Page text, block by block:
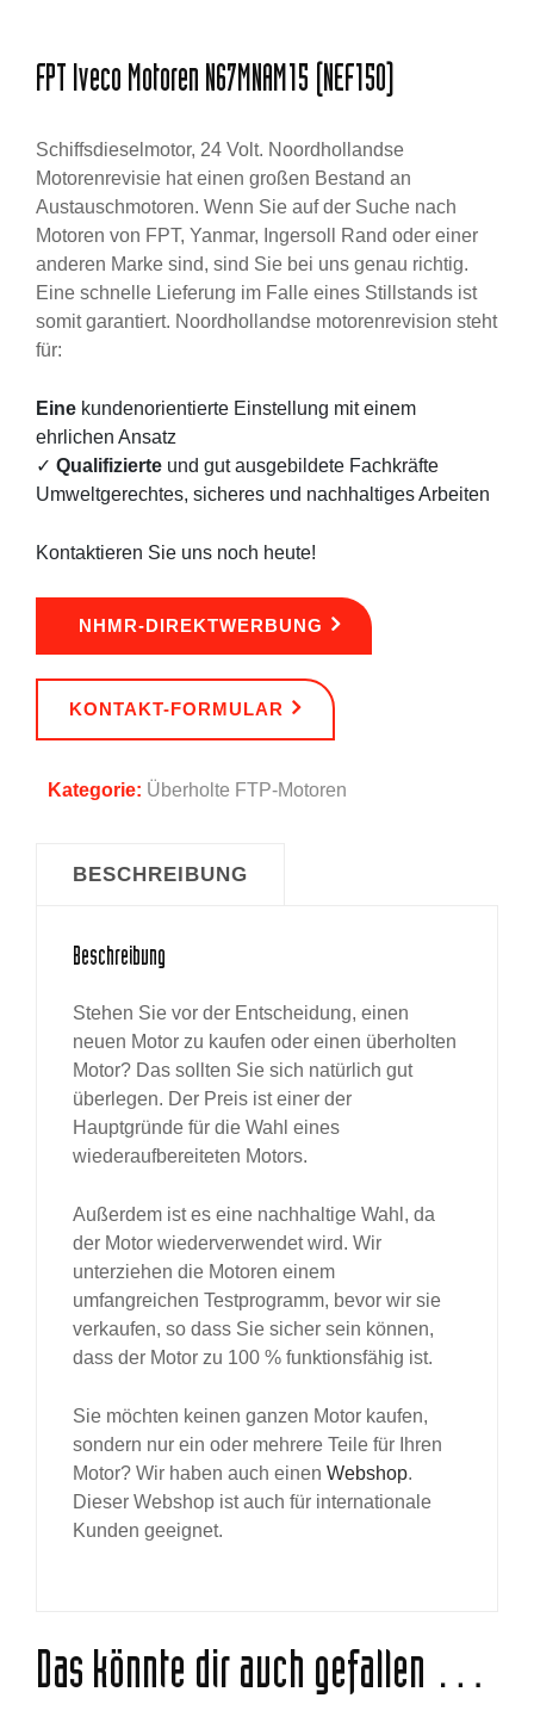
FPT Iveco Motoren N67MNAM15 (NEF150)
Schiffsdieselmotor, 24 Volt. Noordhollandse
Motorenrevisie hat einen großen Bestand an
Austauschmotoren. Wenn Sie auf der Suche nach
Motoren von FPT, Yanmar, Ingersoll Rand oder einer
anderen Marke sind, sind Sie bei uns genau richtig.
Eine schnelle Lieferung im Falle eines Stillstands ist
somit garantiert. Noordhollandse motorenrevision steht
für:
Eine kundenorientierte Einstellung mit einem
ehrlichen Ansatz
✓ Qualifizierte und gut ausgebildete Fachkräfte
Umweltgerechtes, sicheres und nachhaltiges Arbeiten
Kontaktieren Sie uns noch heute!
NHMR-DIREKTWERBUNG
KONTAKT-FORMULAR
Kategorie: Überholte FTP-Motoren
BESCHREIBUNG
Beschreibung
Stehen Sie vor der Entscheidung, einen
neuen Motor zu kaufen oder einen überholten
Motor? Das sollten Sie sich natürlich gut
überlegen. Der Preis ist einer der
Hauptgründe für die Wahl eines
wiederaufbereiteten Motors.
Außerdem ist es eine nachhaltige Wahl, da
der Motor wiederverwendet wird. Wir
unterziehen die Motoren einem
umfangreichen Testprogramm, bevor wir sie
verkaufen, so dass Sie sicher sein können,
dass der Motor zu 100 % funktionsfähig ist.
Sie möchten keinen ganzen Motor kaufen,
sondern nur ein oder mehrere Teile für Ihren
Motor? Wir haben auch einen Webshop.
Dieser Webshop ist auch für internationale
Kunden geeignet.
Das könnte dir auch gefallen …